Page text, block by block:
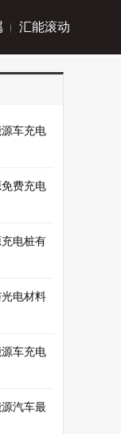
汇能滚动
车充电
费充电
电桩有
电材料
车充电
汽车最